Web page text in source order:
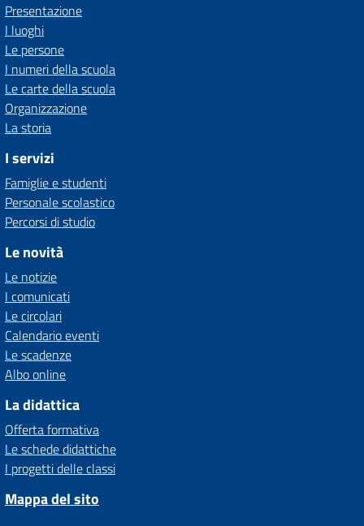
Presentazione
I luoghi
Le persone
I numeri della scuola
Le carte della scuola
Organizzazione
La storia
I servizi
Famiglie e studenti
Personale scolastico
Percorsi di studio
Le novità
Le notizie
I comunicati
Le circolari
Calendario eventi
Le scadenze
Albo online
La didattica
Offerta formativa
Le schede didattiche
I progetti delle classi
Mappa del sito